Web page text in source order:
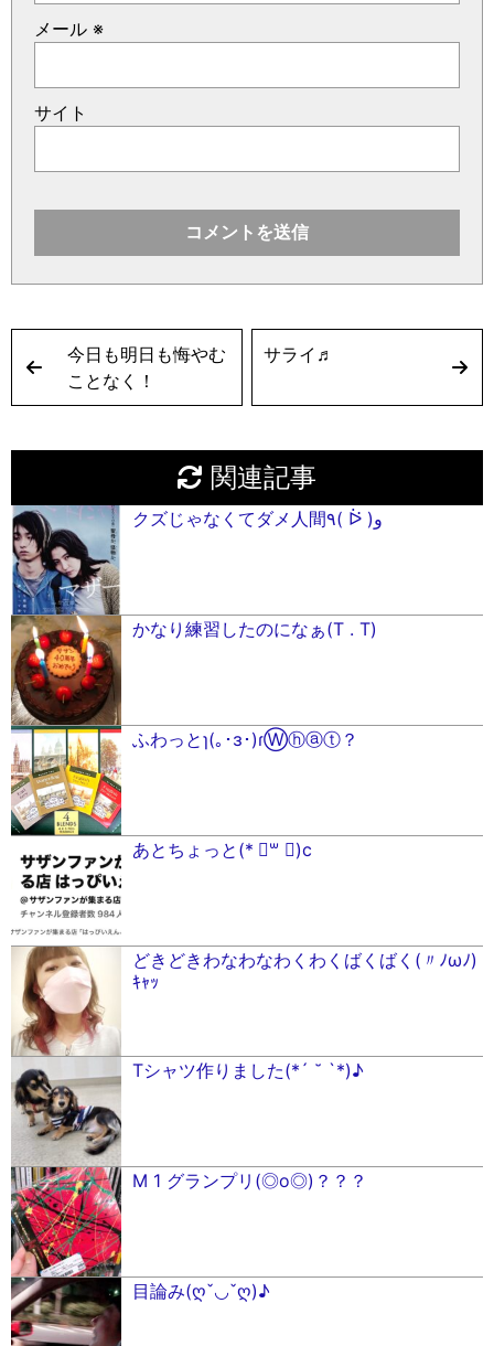
メール ※
サイト
今日も明日も悔やむ
ことなく！
サライ♬
関連記事
クズじゃなくてダメ人間٩( ᐖ )و
かなり練習したのになぁ(T . T)
ふわっとɿ(｡･ɜ･)ɾⓌⓗⓐⓣ？
あとちょっと(* ॑꒳ ॑)c
どきどきわなわなわくわくばくばく(〃ﾉωﾉ)
ｷｬｯ
Tシャツ作りました(*´ ˘ `*)♪
M 1 グランプリ(◎︎о◎︎)？？？
目論み(ღˇ◡︎ˇღ)♪